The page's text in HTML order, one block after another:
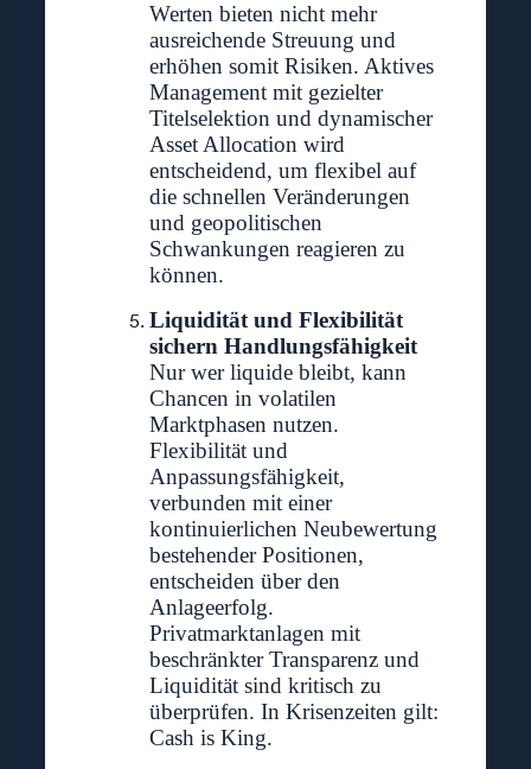
Werten bieten nicht mehr
ausreichende Streuung und
erhöhen somit Risiken. Aktives
Management mit gezielter
Titelselektion und dynamischer
Asset Allocation wird
entscheidend, um flexibel auf
die schnellen Veränderungen
und geopolitischen
Schwankungen reagieren zu
können.
Liquidität und Flexibilität
sichern Handlungsfähigkeit
Nur wer liquide bleibt, kann
Chancen in volatilen
Marktphasen nutzen.
Flexibilität und
Anpassungsfähigkeit,
verbunden mit einer
kontinuierlichen Neubewertung
bestehender Positionen,
entscheiden über den
Anlageerfolg.
Privatmarktanlagen mit
beschränkter Transparenz und
Liquidität sind kritisch zu
überprüfen. In Krisenzeiten gilt:
Cash is King.